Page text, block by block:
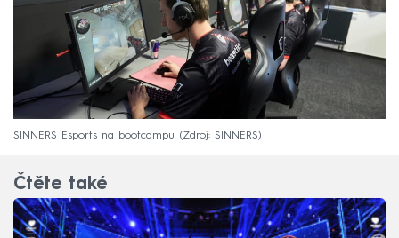
SINNERS Esports na bootcampu Zdroj: SINNERS
Čtěte také